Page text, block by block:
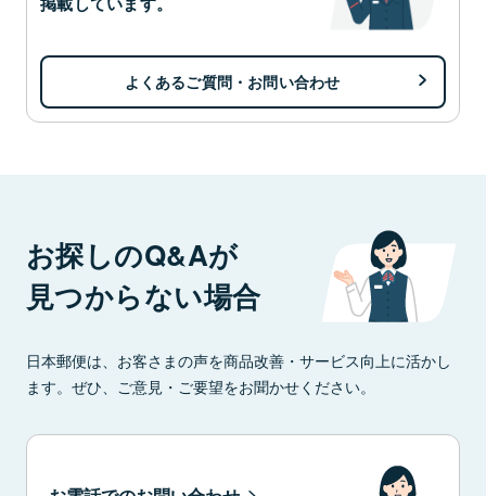
よくあるご質問・お問い合わせ
お探しのQ&Aが
見つからない場合
日本郵便は、お客さまの声を商品改善・サービス向上に活かし
ます。ぜひ、ご意見・ご要望をお聞かせください。